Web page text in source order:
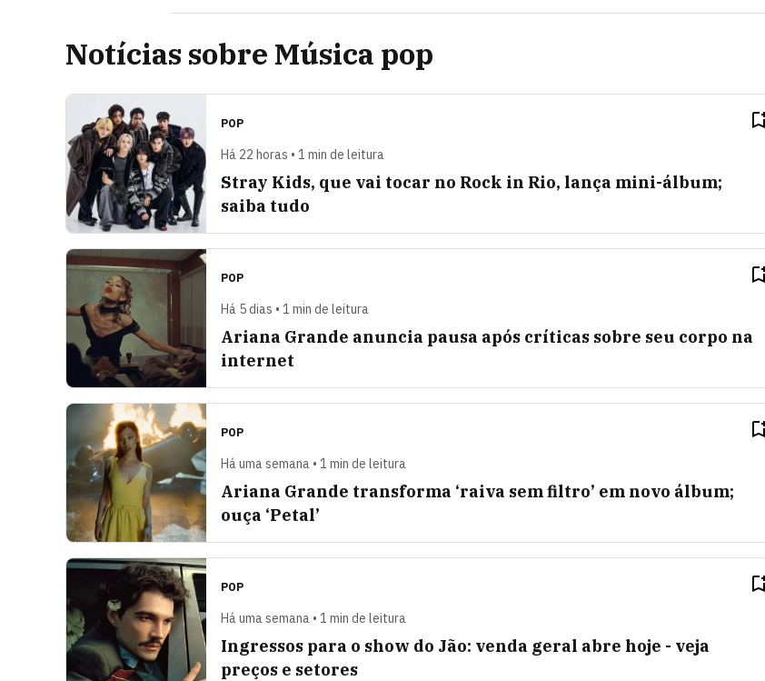
Notícias sobre Música pop
POP
Há 22 horas • 1 min de leitura
Stray Kids, que vai tocar no Rock in Rio, lança mini-álbum;
saiba tudo
POP
Há 5 dias • 1 min de leitura
Ariana Grande anuncia pausa após críticas sobre seu corpo na
internet
POP
Há uma semana • 1 min de leitura
Ariana Grande transforma ‘raiva sem filtro’ em novo álbum;
ouça ‘Petal’
POP
Há uma semana • 1 min de leitura
Ingressos para o show do Jão: venda geral abre hoje - veja
preços e setores